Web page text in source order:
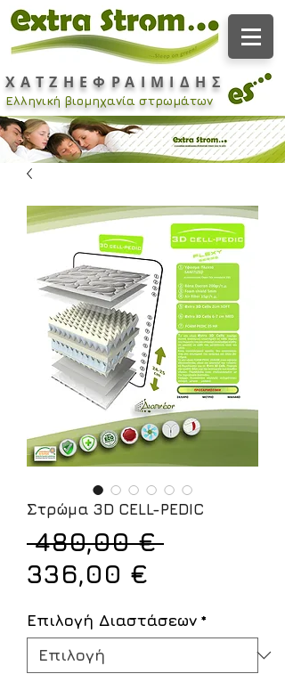
Ελληνική βιομηχανία στρωμάτων
ΧΑΤΖΗΕΦΡΑΙΜΙΔΗΣ
Στρώμα 3D CELL-PEDIC
480,00 € Κανονική
336,00 €
Επιλογή Διαστάσεων *